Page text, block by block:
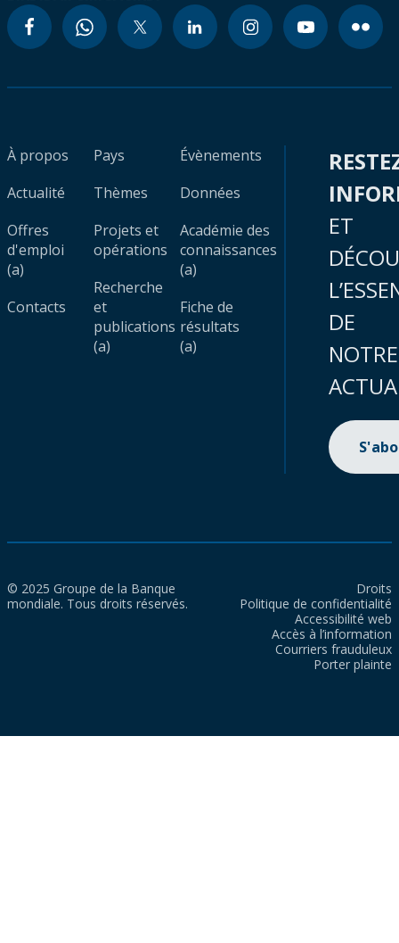
À propos
Actualité
Offres
d'emploi
(a)
Contacts
Pays
Thèmes
Projets et
opérations
Recherche
et
publications
(a)
Évènements
Données
Académie des
connaissances
(a)
Fiche de
résultats
(a)
ET
DE
NOTRE
© 2025 Groupe de la Banque
mondiale. Tous droits réservés.
Droits
Politique de confidentialité
Accessibilité web
Accès à l’information
Courriers frauduleux
Porter plainte